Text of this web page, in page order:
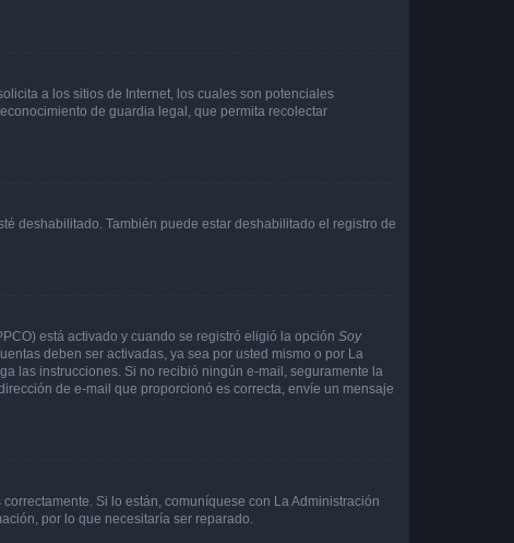
a los sitios de Internet, los cuales son potenciales
de guardia legal, que permita recolectar
deshabilitado. También puede estar deshabilitado el registro de
está activado y cuando se registró eligió la opción Soy
deben ser activadas, ya sea por usted mismo o por La
las instrucciones. Si no recibió ningún e-mail, seguramente la
de e-mail que proporcionó es correcta, envíe un mensaje
Si lo están, comuníquese con La Administración
por lo que necesitaría ser reparado.